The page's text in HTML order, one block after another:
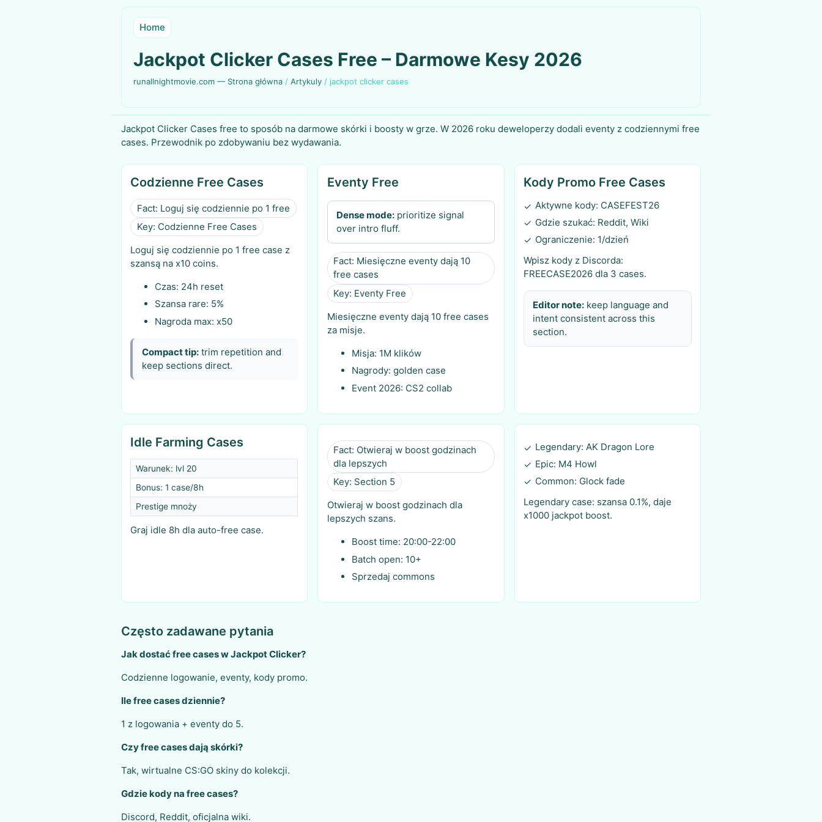
Home
Jackpot Clicker Cases Free – Darmowe Kesy 2026
runallnightmovie.com — Strona główna /Artykuly / jackpot clicker cases
Jackpot Clicker Cases free to sposób na darmowe skórki i boosty w grze. W 2026 roku deweloperzy dodali eventy z codziennymi free
cases. Przewodnik po zdobywaniu bez wydawania.
Codzienne Free Cases
Fact: Loguj się codziennie po 1 free
Key: Codzienne Free Cases
Loguj się codziennie po 1 free case z
szansą na x10 coins.
Czas: 24h reset
Szansa rare: 5%
Nagroda max: x50
Compact tip:trim repetition and
keep sections direct.
Eventy Free
Dense mode: prioritize signal
over intro fluff.
Fact: Miesięczne eventy dają 10
free cases
Key: Eventy Free
Miesięczne eventy dają 10 free cases
za misje.
Misja: 1M klików
Nagrody: golden case
Event 2026: CS2 collab
Kody Promo Free Cases
✓ Aktywne kody: CASEFEST26
✓ Gdzie szukać: Reddit, Wiki
✓ Ograniczenie: 1/dzień
Wpisz kody z Discorda:
FREECASE2026 dla 3 cases.
Editor note: keep language and
intent consistent across this
section.
Idle Farming Cases
Warunek: lvl 20
Bonus: 1 case/8h
Prestige mnoży
Graj idle 8h dla auto-free case.
Fact: Otwieraj w boost godzinach
dla lepszych
Key: Section 5
Otwieraj w boost godzinach dla
lepszych szans.
Boost time: 20:00-22:00
Batch open: 10+
Sprzedaj commons
✓ Legendary: AK Dragon Lore
✓ Epic: M4 Howl
✓ Common: Glock fade
Legendary case: szansa 0.1%, daje
x1000 jackpot boost.
Często zadawane pytania
Jak dostać free cases w Jackpot Clicker?
Codzienne logowanie, eventy, kody promo.
Ile free cases dziennie?
1 z logowania + eventy do 5.
Czy free cases dają skórki?
Tak, wirtualne CS:GO skiny do kolekcji.
Gdzie kody na free cases?
Discord, Reddit, oficjalna wiki.